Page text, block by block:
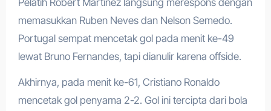
memasukkan Ruben Neves dan Nelson Semedo.
Portugal sempat mencetak gol pada menit ke-49
lewat Bruno Fernandes, tapi dianulir karena offside.
Akhirnya, pada menit ke-61, Cristiano Ronaldo
mencetak gol penyama 2-2. Gol ini tercipta dari bola